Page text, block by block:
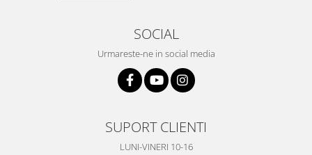
SOCIAL
Urmareste-ne in social media
SUPORT CLIENTI
LUNI-VINERI 10-16